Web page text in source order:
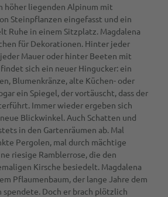
höher liegenden Alpinum mit
Steinpflanzen eingefasst und ein
Ruhe in einem Sitzplatz. Magdalena
für Dekorationen. Hinter jeder
Mauer oder hinter Beeten mit
sich ein neuer Hingucker: ein
Blumenkränze, alte Küchen- oder
ein Spiegel, der vortäuscht, dass der
Immer wieder ergeben sich
Blickwinkel. Auch Schatten und
in den Gartenräumen ab. Mal
Pergolen, mal durch mächtige
riesige Ramblerrose, die den
Kirsche besiedelt. Magdalena
Pflaumenbaum, der lange Jahre dem
spendete. Doch er brach plötzlich